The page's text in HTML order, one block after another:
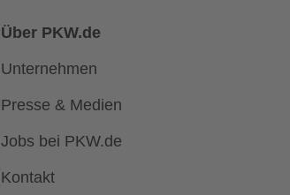
Über PKW.de
Unternehmen
Presse & Medien
Jobs bei PKW.de
Kontakt